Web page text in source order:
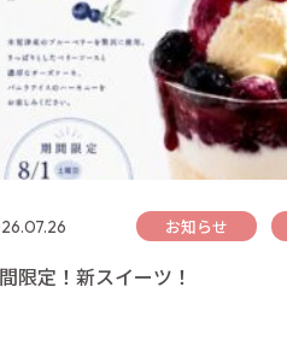
お知らせ
限定！新スイーツ！